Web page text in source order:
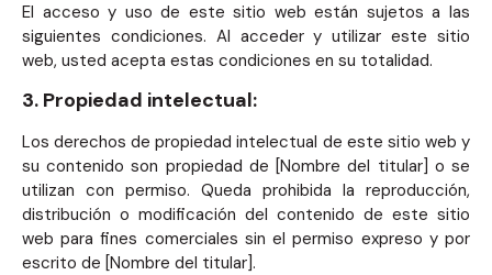
El acceso y uso de este sitio web están sujetos a las
siguientes condiciones. Al acceder y utilizar este sitio
web, usted acepta estas condiciones en su totalidad.
3. Propiedad intelectual:
Los derechos de propiedad intelectual de este sitio web y
su contenido son propiedad de [Nombre del titular] o se
utilizan con permiso. Queda prohibida la reproducción,
distribución o modificación del contenido de este sitio
web para fines comerciales sin el permiso expreso y por
escrito de [Nombre del titular].